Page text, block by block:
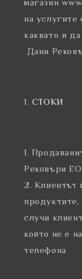
магазин
на услугите
каквато и
Дани
СТОКИ
Рековъри
Клиентът
продуктите,
случи
който не е
телефона